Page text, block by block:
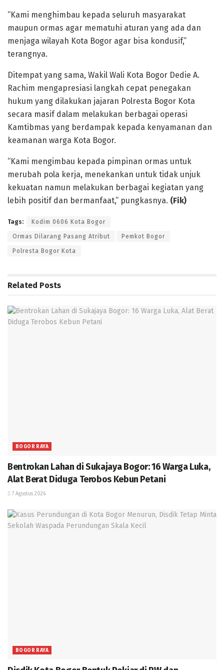
“Kami menghimbau kepada seluruh masyarakat
maupun ormas agar mematuhi aturan yang ada dan
menjaga wilayah Kota Bogor agar bisa kondusif,”
terangnya.
Ditempat yang sama, Wakil Wali Kota Bogor Dedie A.
Rachim mengapresiasi langkah cepat penegakan
hukum yang dilakukan jajaran Polresta Bogor Kota
secara masif dalam melakukan berbagai operasi
Kamtibmas yang berdampak kepada kenyamanan dan
keamanan warga Kota Bogor.
“Kami mengimbau kepada pimpinan ormas untuk
merubah pola kerja, menekankan untuk tidak unjuk
kekuatan namun melakukan berbagai kegiatan yang
lebih positif dan bermanfaat,” pungkasnya. (Fik)
Tags: Kodim 0606 Kota Bogor
Ormas Dilarang Pasang Atribut Pemkot Bogor
Polresta Bogor Kota
Related Posts
BOGOR RAYA
Bentrokan Lahan di Sukajaya Bogor: 16 Warga Luka,
Alat Berat Diduga Terobos Kebun Petani
7 Agustus 2026
BOGOR RAYA